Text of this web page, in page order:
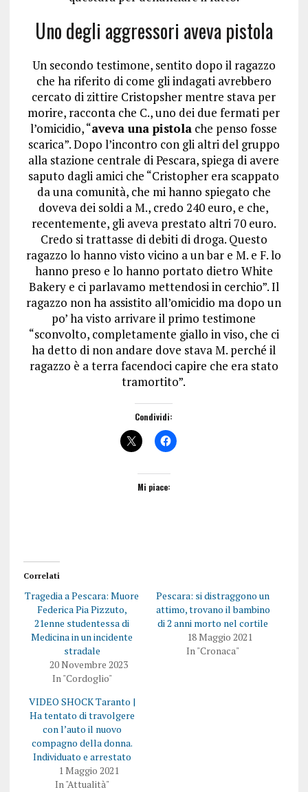
Uno degli aggressori aveva pistola
Un secondo testimone, sentito dopo il ragazzo
che ha riferito di come gli indagati avrebbero
cercato di zittire Cristopsher mentre stava per
morire, racconta che C., uno dei due fermati per
l’omicidio, “aveva una pistola che penso fosse
scarica”. Dopo l’incontro con gli altri del gruppo
alla stazione centrale di Pescara, spiega di avere
saputo dagli amici che “Cristopher era scappato
da una comunità, che mi hanno spiegato che
doveva dei soldi a M., credo 240 euro, e che,
recentemente, gli aveva prestato altri 70 euro.
Credo si trattasse di debiti di droga. Questo
ragazzo lo hanno visto vicino a un bar e M. e F. lo
hanno preso e lo hanno portato dietro White
Bakery e ci parlavamo mettendosi in cerchio”. Il
ragazzo non ha assistito all’omicidio ma dopo un
po’ ha visto arrivare il primo testimone
“sconvolto, completamente giallo in viso, che ci
ha detto di non andare dove stava M. perché il
ragazzo è a terra facendoci capire che era stato
tramortito”.
Condividi:
Mi piace:
Correlati
Tragedia a Pescara: Muore
Federica Pia Pizzuto,
21enne studentessa di
Medicina in un incidente
stradale
20 Novembre 2023
In "Cordoglio"
Pescara: si distraggono un
attimo, trovano il bambino
di 2 anni morto nel cortile
18 Maggio 2021
In "Cronaca"
VIDEO SHOCK Taranto |
Ha tentato di travolgere
con l’auto il nuovo
compagno della donna.
Individuato e arrestato
1 Maggio 2021
In "Attualità"